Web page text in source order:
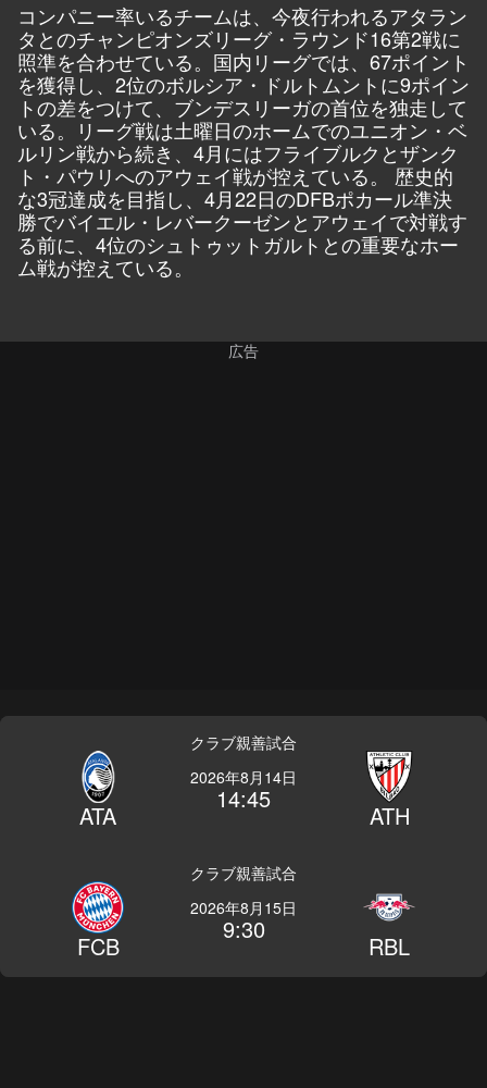
コンパニー率いるチームは、今夜行われるアタラン
タとのチャンピオンズリーグ・ラウンド16第2戦に
照準を合わせている。国内リーグでは、67ポイント
を獲得し、2位のボルシア・ドルトムントに9ポイン
トの差をつけて、ブンデスリーガの首位を独走して
いる。リーグ戦は土曜日のホームでのユニオン・ベ
ルリン戦から続き、4月にはフライブルクとザンク
ト・パウリへのアウェイ戦が控えている。 歴史的
な3冠達成を目指し、4月22日のDFBポカール準決
勝でバイエル・レバークーゼンとアウェイで対戦す
る前に、4位のシュトゥットガルトとの重要なホー
ム戦が控えている。
クラブ親善試合
ATA
2026年8月14日
14:45
ATH
クラブ親善試合
FCB
2026年8月15日
9:30
RBL